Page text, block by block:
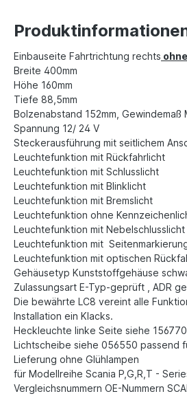
Einbauseite Fahrtrichtung rechts ohne
Breite 400mm
Höhe 160mm
Tiefe 88,5mm
Bolzenabstand 152mm, Gewindemaß
Spannung 12/ 24 V
Steckerausführung mit seitlichem
Leuchtefunktion mit Rückfahrlicht
Leuchtefunktion mit Schlusslicht
Leuchtefunktion mit Blinklicht
Leuchtefunktion mit Bremslicht
Leuchtefunktion ohne
Leuchtefunktion mit Nebelschlusslicht
Leuchtefunktion mit
Leuchtefunktion mit optischen
Gehäusetyp Kunststoffgehäuse
Zulassungsart E-Typ-geprüft , ADR
Die bewährte LC8 vereint alle
Installation ein Klacks.
Heckleuchte linke Seite siehe 156770
Lichtscheibe siehe 056550 passend
Lieferung ohne Glühlampen
für Modellreihe Scania P,G,R,T -
Vergleichsnummern OE-Nummern